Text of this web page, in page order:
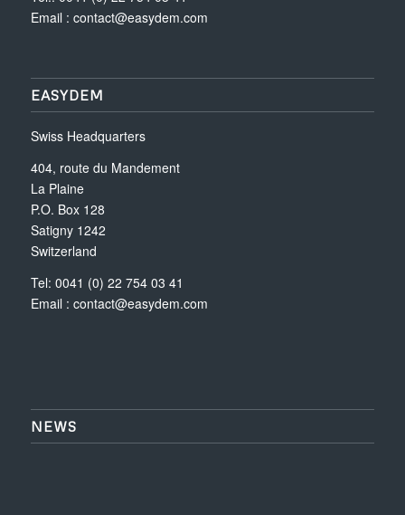
Email : contact@easydem.com
EASYDEM
Swiss Headquarters
404, route du Mandement
La Plaine
P.O. Box 128
Satigny 1242
Switzerland
Tel: 0041 (0) 22 754 03 41
Email : contact@easydem.com
NEWS